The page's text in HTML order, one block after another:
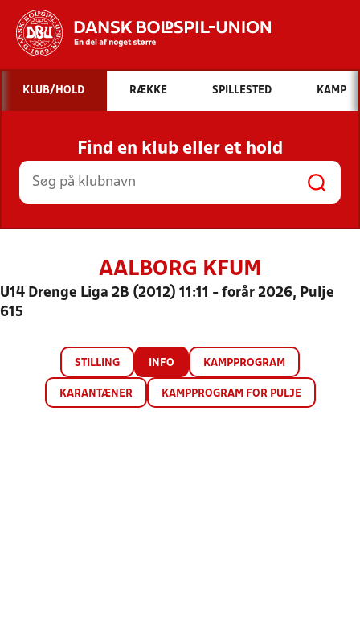
Hvad vil du søge efter?
INDHOLD OG NYHEDER
STILLINGER, RESULTATER, KLUBBER OG
HOLD
KLUB/HOLD RÆKKE SPILLESTED KAMP
Find en klub eller et hold
AALBORG KFUM
U14 Drenge Liga 2B (2012) 11:11 - forår 2026, Pulje
615
STILLING INFO KAMPPROGRAM
KARANTÆNER KAMPPROGRAM FOR PULJE